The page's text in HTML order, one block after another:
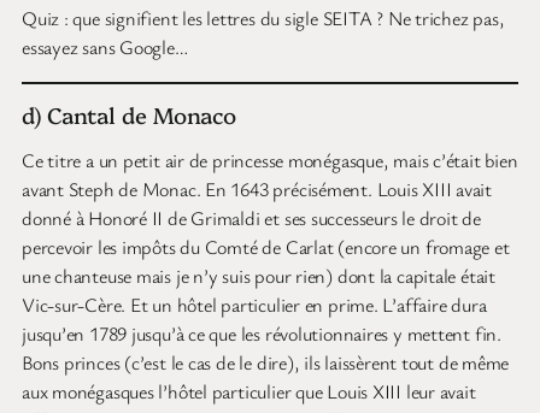
Quiz : que signifient les lettres du sigle SEITA ? Ne trichez pas,
essayez sans Google…
d) Cantal de Monaco
Ce titre a un petit air de princesse monégasque, mais c’était bien
avant Steph de Monac. En 1643 précisément. Louis XIII avait
donné à Honoré II de Grimaldi et ses successeurs le droit de
percevoir les impôts du Comté de Carlat (encore un fromage et
une chanteuse mais je n’y suis pour rien) dont la capitale était
Vic-sur-Cère. Et un hôtel particulier en prime. L’affaire dura
jusqu’en 1789 jusqu’à ce que les révolutionnaires y mettent fin.
Bons princes (c’est le cas de le dire), ils laissèrent tout de même
aux monégasques l’hôtel particulier que Louis XIII leur avait